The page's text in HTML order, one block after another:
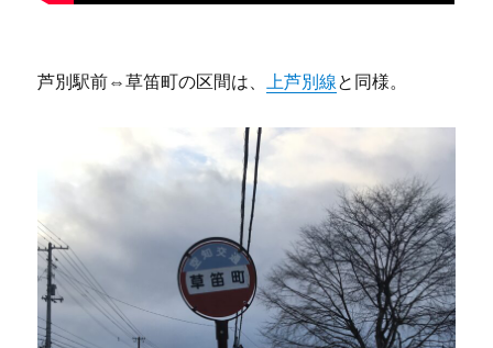
芦別駅前⇔草笛町の区間は、上芦別線と同様。